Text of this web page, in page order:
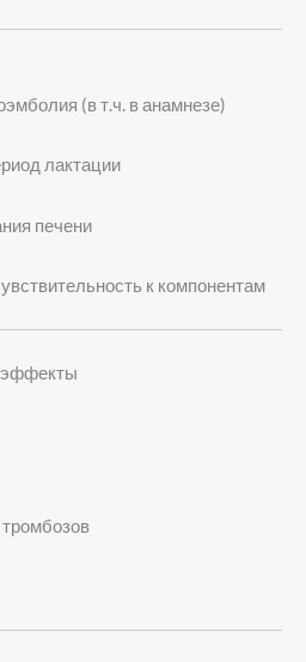
(в т.ч. в анамнезе)
лактации
печени
к компонентам